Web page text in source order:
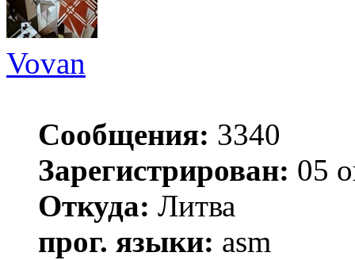
Vovan
Сообщения: 3340
Зарегистрирован: 05
Откуда: Литва
прог. языки: asm